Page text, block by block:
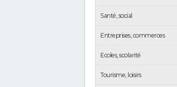
Santé, social
Entreprises, commerces
Ecoles, scolarité
Tourisme, loisirs